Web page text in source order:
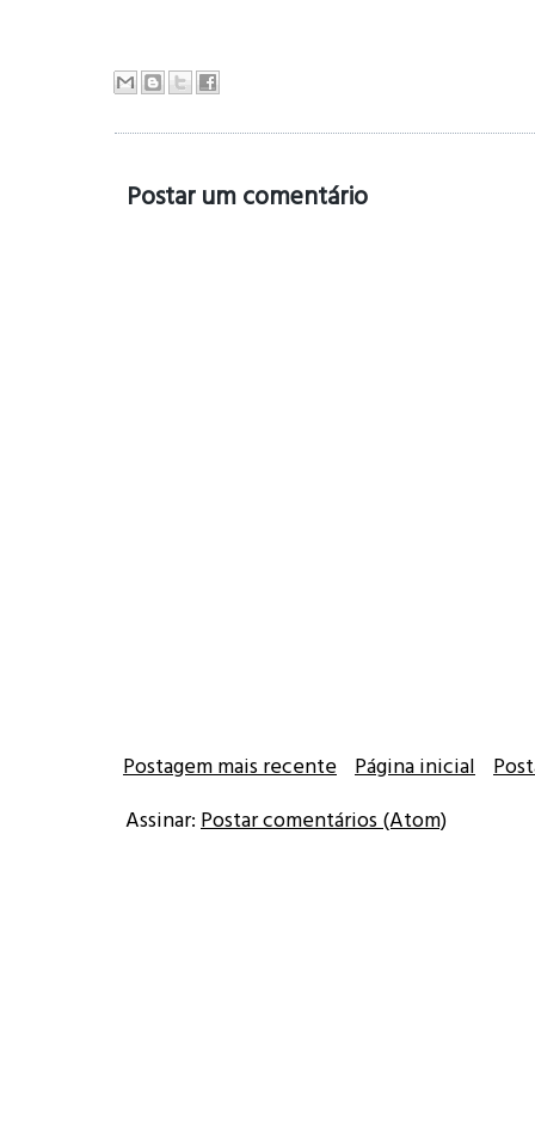
Postar um comentário
Postagem mais recente Página inicial
Assinar: Postar comentários (Atom)